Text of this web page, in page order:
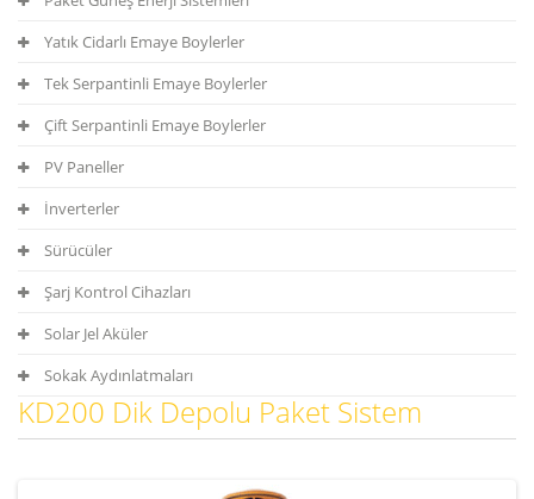
Yatık Cidarlı Emaye Boylerler
Tek Serpantinli Emaye Boylerler
Çift Serpantinli Emaye Boylerler
PV Paneller
İnverterler
Sürücüler
Şarj Kontrol Cihazları
Solar Jel Aküler
Sokak Aydınlatmaları
KD200 Dik Depolu Paket Sistem